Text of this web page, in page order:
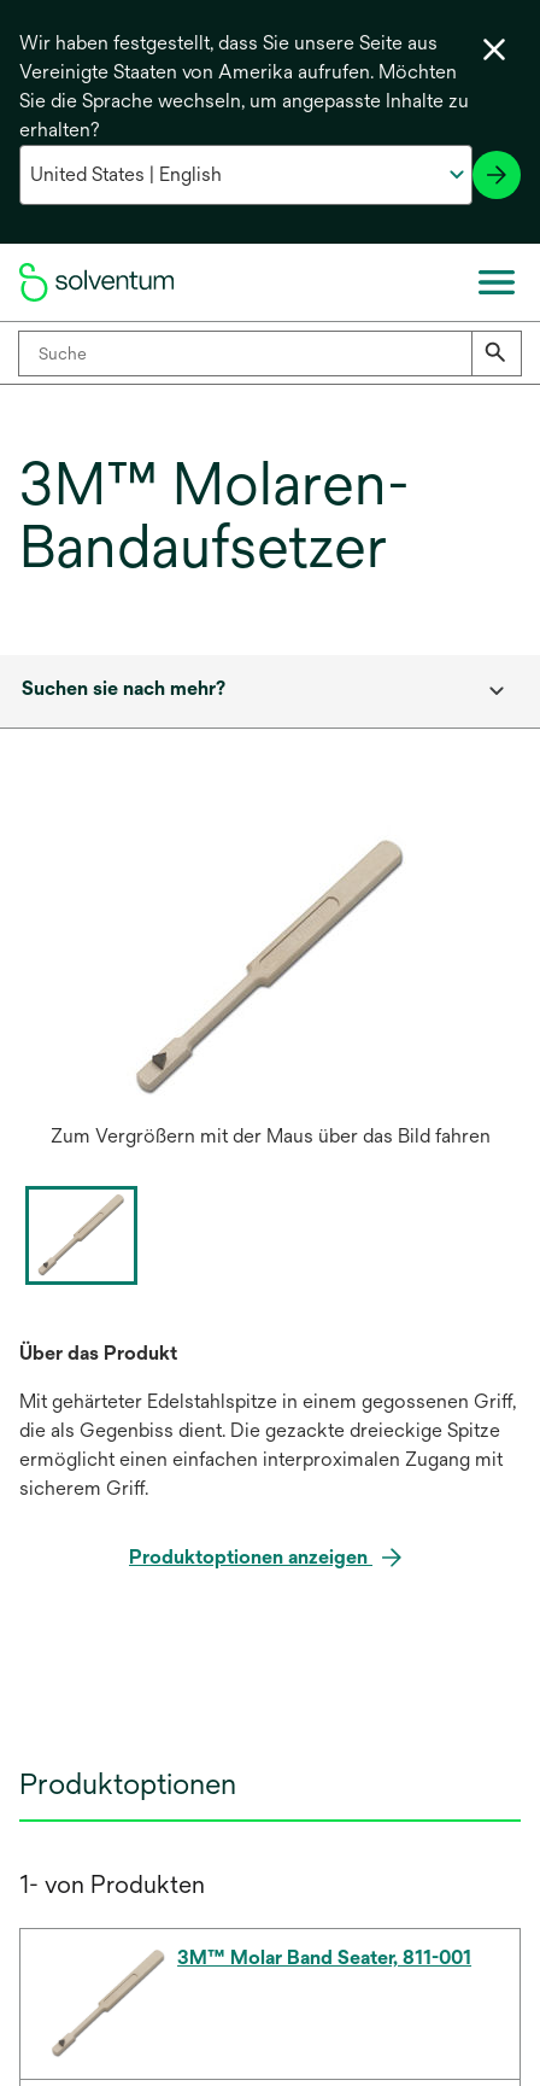
Wir haben festgestellt, dass Sie unsere Seite aus
Vereinigte Staaten von Amerika aufrufen. Möchten
Sie die Sprache wechseln, um angepasste Inhalte zu
erhalten?
3M™ Molaren-
Bandaufsetzer
Suchen sie nach mehr?
Zum Vergrößern mit der Maus über das Bild fahren
Über das Produkt
Mit gehärteter Edelstahlspitze in einem gegossenen Griff,
die als Gegenbiss dient. Die gezackte dreieckige Spitze
ermöglicht einen einfachen interproximalen Zugang mit
sicherem Griff.
Produktoptionen anzeigen
Produktoptionen
1- von Produkten
3M™ Molar Band Seater, 811-001